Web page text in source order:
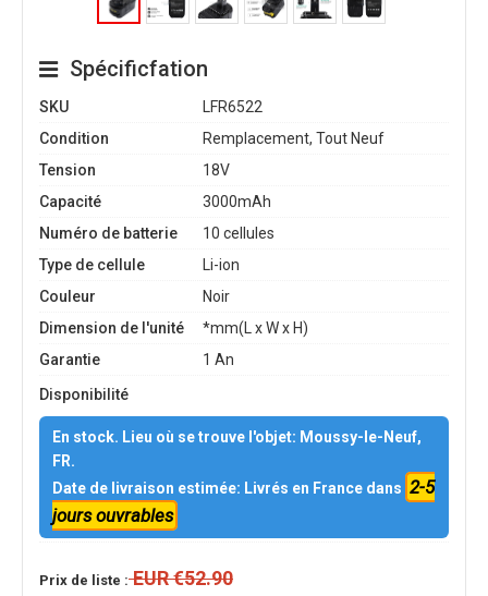
Spécificfation
SKU
LFR6522
Condition
Remplacement, Tout Neuf
Tension
18V
Capacité
3000mAh
Numéro de batterie
10 cellules
Type de cellule
Li-ion
Couleur
Noir
Dimension de l'unité
*mm(L x W x H)
Garantie
1 An
Disponibilité
En stock. Lieu où se trouve l'objet: Moussy-le-Neuf,
FR.
Date de livraison estimée: Livrés en France dans 2-5
jours ouvrables
Prix de liste :EUR €52.90